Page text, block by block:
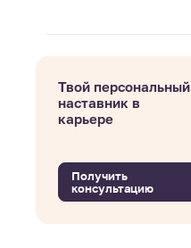
Твой персональный
наставник в
карьере
Получить
консультацию